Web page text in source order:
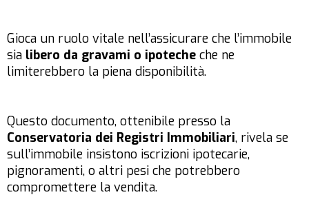
Gioca un ruolo vitale nell’assicurare che l’immobile
sia libero da gravami o ipoteche che ne
limiterebbero la piena disponibilità.
Questo documento, ottenibile presso la
Conservatoria dei Registri Immobiliari, rivela se
sull’immobile insistono iscrizioni ipotecarie,
pignoramenti, o altri pesi che potrebbero
compromettere la vendita.